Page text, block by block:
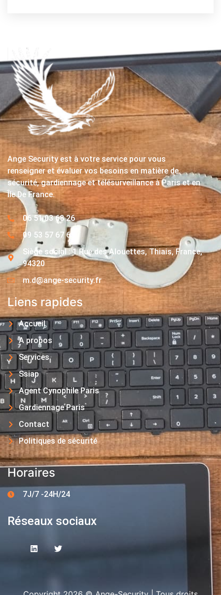
Ange Security est à votre service pour vous
renseigner et évaluer vos besoins en matière de
sécurité, gardiennage et télésurveillance à Paris et en
Île De France.
06 51 03 68 26
09 53 57 67 63
Siège social : 1 Rue des Alouettes, Thiais, France,
94320
m.d@ange-security.fr
Liens rapides
Accueil
A propos
Services
Ssiap
Agent Cynophile Paris
Gardiennage Paris
Contact
Politiques de sécurité
Horaires
7J/7 -24H/24
Réseaux sociaux